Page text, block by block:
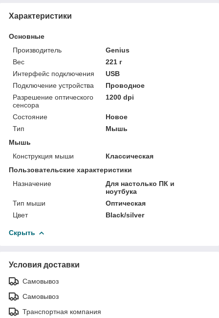
Характеристики
Основные
Производитель
Genius
Вес
221 г
Интерфейс подключения
USB
Подключение устройства
Проводное
Разрешение оптического
сенсора
1200 dpi
Состояние
Новое
Тип
Мышь
Мышь
Конструкция мыши
Классическая
Пользовательские характеристики
Назначение
Для настолько ПК и
ноутбука
Тип мыши
Оптическая
Цвет
Black/silver
Скрыть
Условия доставки
Самовывоз
Самовывоз
Транспортная компания